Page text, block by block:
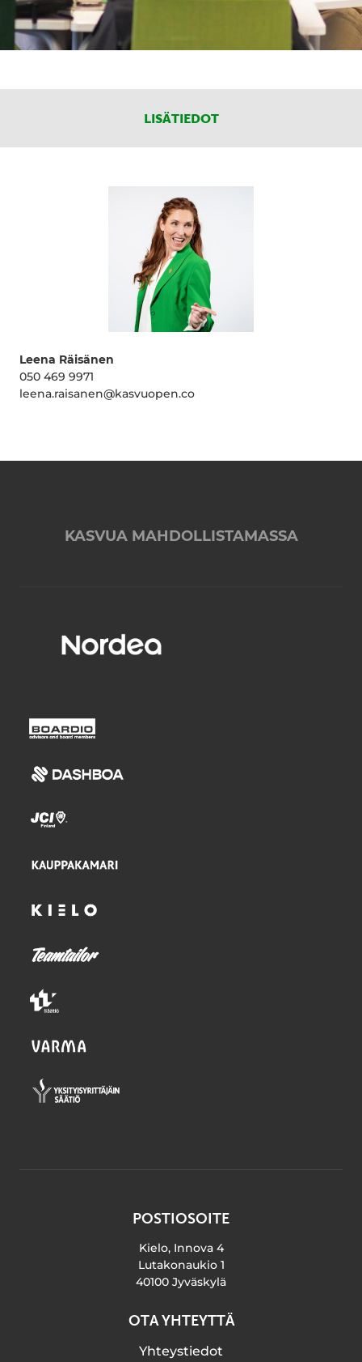
LISÄTIEDOT
Leena Räisänen
050 469 9971
leena.raisanen@kasvuopen.co
KASVUA MAHDOLLISTAMASSA
POSTIOSOITE
Kielo, Innova 4
Lutakonaukio 1
40100 Jyväskylä
OTA YHTEYTTÄ
Yhteystiedot